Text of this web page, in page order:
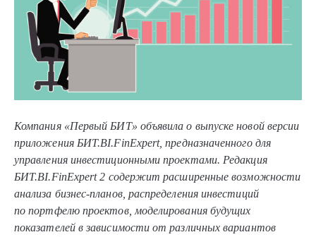
Компания «Первый БИТ» объявила о выпуске новой версии
приложения БИТ.BI.FinExpert, предназначенного для
управления инвестиционными проектами. Редакция
БИТ.BI.FinExpert 2 содержит расширенные возможности
анализа бизнес-планов, распределения инвестиций
по портфелю проектов, моделирования будущих
показателей в зависимости от различных вариантов